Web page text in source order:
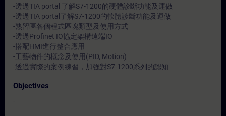
-透過TIA portal 了解S7-1200的硬體診斷功能及運做
-透過TIA portal了解S7-1200的軟體診斷功能及運做
-熟習區各個程式區塊類型及使用方式
-透過Profinet IO協定架構遠端IO
-搭配HMI進行整合應用
-工藝物件的概念及使用(PID, Motion)
-透過實際的案例練習，加強對S7-1200系列的認知
Objectives
-